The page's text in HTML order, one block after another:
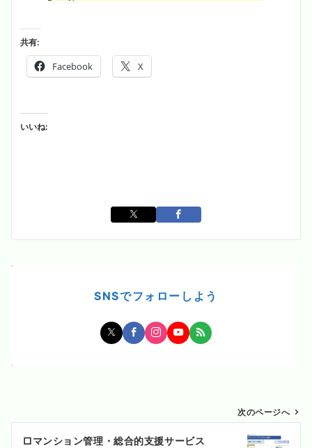
共有:
Facebook X
いいね:
SNSでフォローしよう
稿
次のページへ
□マンション管理・総合的支援サービス